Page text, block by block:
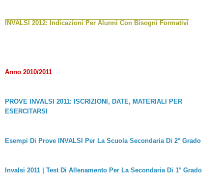
INVALSI 2012: Indicazioni Per Alunni Con Bisogni Formativi
Anno 2010/2011
PROVE INVALSI 2011: ISCRIZIONI, DATE, MATERIALI PER
ESERCITARSI
Esempi Di Prove INVALSI Per La Scuola Secondaria Di 2° Grado
Invalsi 2011 | Test Di Allenamento Per La Secondaria Di 1° Grado